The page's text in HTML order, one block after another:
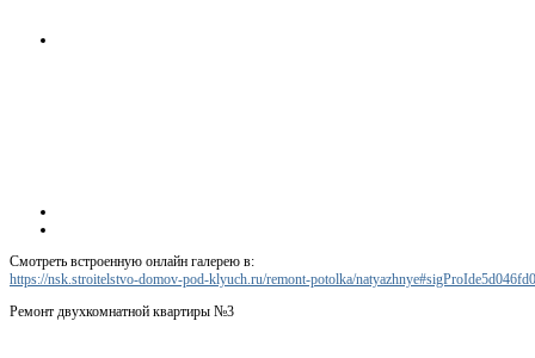
Смотреть встроенную онлайн галерею в:
https://nsk.stroitelstvo-domov-pod-klyuch.ru/remont-potolka/
Ремонт двухкомнатной квартиры №3